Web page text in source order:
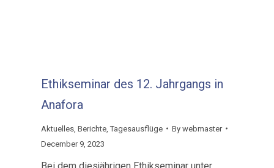
Ethikseminar des 12. Jahrgangs in
Anafora
Aktuelles ,Berichte ,Tagesausflüge Bywebmaster
December 9, 2023